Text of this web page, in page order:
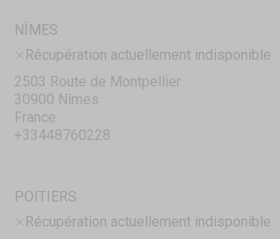
NÎMES
Récupération actuellement indisponible
2503 Route de Montpellier
30900 Nîmes
France
+33448760228
POITIERS
Récupération actuellement indisponible